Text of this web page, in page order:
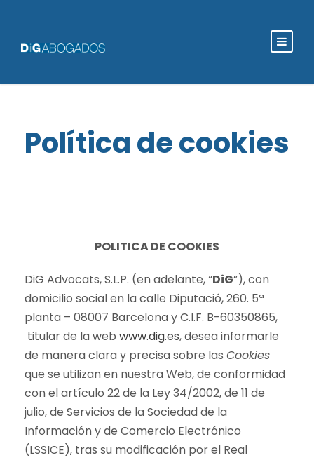
Política de cookies
POLITICA DE COOKIES
DiG Advocats, S.L.P. (en adelante, “DiG”), con
domicilio social en la calle Diputació, 260. 5ª
planta – 08007 Barcelona y C.I.F. B-60350865,
titular de la web www.dig.es, desea informarle
de manera clara y precisa sobre las Cookies
que se utilizan en nuestra Web, de conformidad
con el artículo 22 de la Ley 34/2002, de 11 de
julio, de Servicios de la Sociedad de la
Información y de Comercio Electrónico
(LSSICE), tras su modificación por el Real